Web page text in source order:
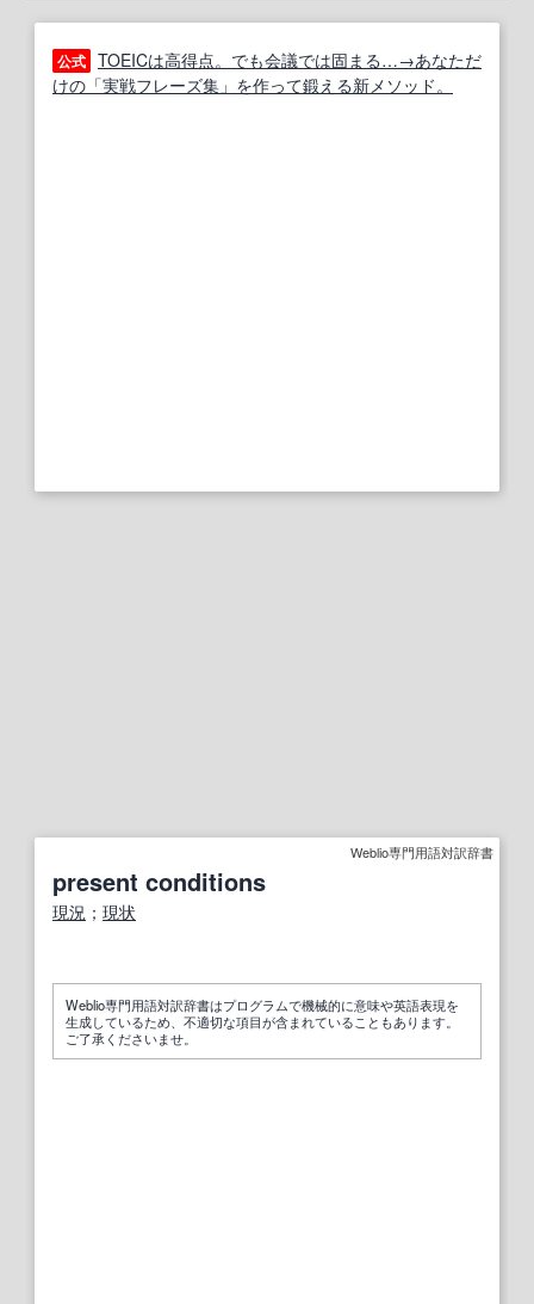
公式 TOEICは高得点。でも会議では固まる…→あなただ
けの「実戦フレーズ集」を作って鍛える新メソッド。
Weblio専門用語対訳辞書
present conditions
現況 ； 現状
Weblio専門用語対訳辞書はプログラムで機械的に意味や英語表現を
生成しているため、不適切な項目が含まれていることもあります。
ご了承くださいませ。